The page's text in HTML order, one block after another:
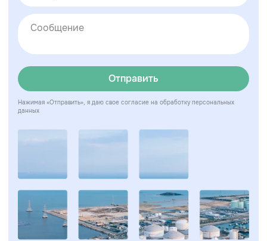
Отправить
Нажимая «Отправить», я даю свое согласие на обработку персональных
данных